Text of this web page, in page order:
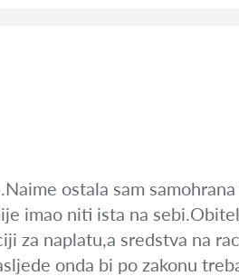
ostala sam
imao niti ista na
za naplatu,a sredstva na
onda bi po zakonu